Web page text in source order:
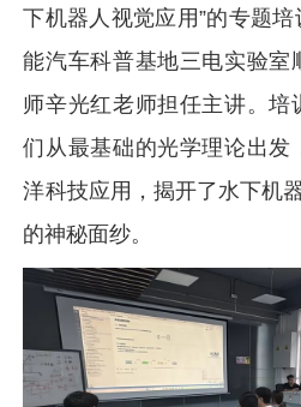
下机器人视觉应用”的专题
能汽车科普基地三电实验室
师辛光红老师担任主讲。培
们从最基础的光学理论出发
洋科技应用，揭开了水下机
的神秘面纱。